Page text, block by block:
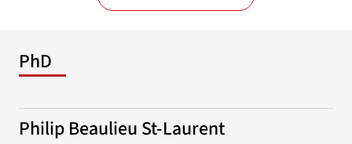
PhD
Philip Beaulieu St-Laurent